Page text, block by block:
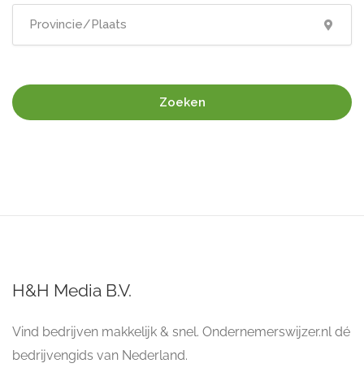
Zoeken
H&H Media B.V.
Vind bedrijven makkelijk & snel. Ondernemerswijzer.nl dé
bedrijvengids van Nederland.